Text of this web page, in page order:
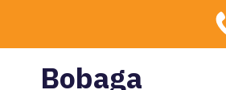
Bobaga